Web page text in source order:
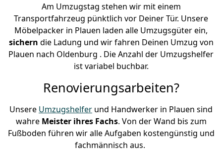
Am Umzugstag stehen wir mit einem
Transportfahrzeug pünktlich vor Deiner Tür. Unsere
Möbelpacker in Plauen laden alle Umzugsgüter ein,
sichern die Ladung und wir fahren Deinen Umzug von
Plauen nach Oldenburg . Die Anzahl der Umzugshelfer
ist variabel buchbar.
Renovierungsarbeiten?
Unsere Umzugshelfer und Handwerker in Plauen sind
wahre Meister ihres Fachs. Von der Wand bis zum
Fußboden führen wir alle Aufgaben kostengünstig und
fachmännisch aus.